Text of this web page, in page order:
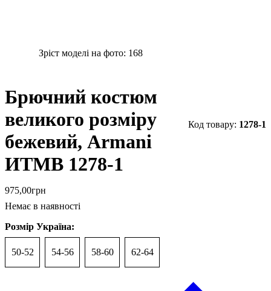
Зріст моделі на фото: 168
Брючний костюм
великого розміру
бежевий, Armani
ИТМВ 1278-1
1278-1
975,00грн
Немає в наявності
Розмір Україна:
50-52 54-56 58-60 62-64